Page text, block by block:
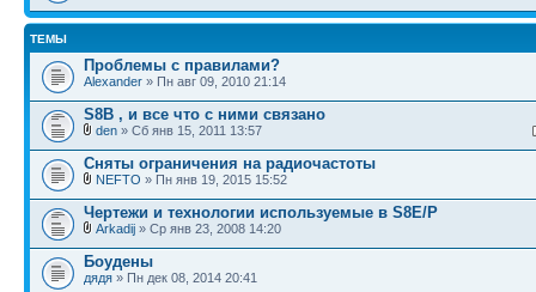
ТЕМЫ
Проблемы с правилами?
Alexander » Пн авг 09, 2010 21:14
S8B , и все что с ними связано
den » Сб янв 15, 2011 13:57
Сняты ограничения на радиочастоты
NEFTO » Пн янв 19, 2015 15:52
Чертежи и технологии используемые в S8E/P
Arkadij » Ср янв 23, 2008 14:20
Боудены
дядя » Пн дек 08, 2014 20:41